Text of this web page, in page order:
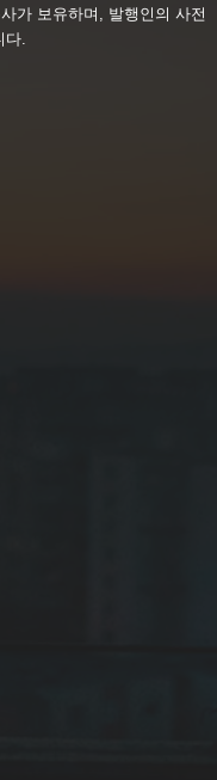
가 보유하며, 발행인의 사전
.